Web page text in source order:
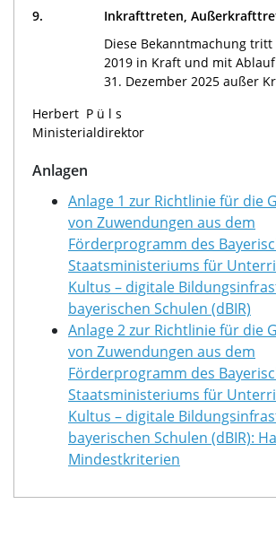
9.
Inkrafttreten,
Diese Bekanntmachung tritt
2019 in Kraft und mit
31. Dezember 2025 außer
Herbert Püls
Ministerialdirektor
Anlagen
Anlage 1 zur Richtlinie für die
von Zuwendungen aus dem
Förderprogramm des
Staatsministeriums für
Kultus – digitale
bayerischen Schulen (dBIR)
Anlage 2 zur Richtlinie für die
von Zuwendungen aus dem
Förderprogramm des
Staatsministeriums für
Kultus – digitale
bayerischen Schulen (dBIR):
Mindestkriterien